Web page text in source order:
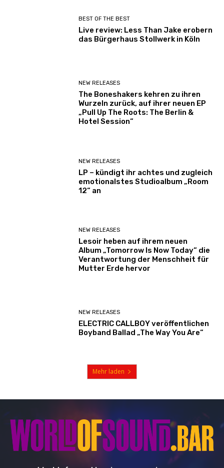
BEST OF THE BEST
Live review: Less Than Jake erobern
das Bürgerhaus Stollwerk in Köln
NEW RELEASES
The Boneshakers kehren zu ihren
Wurzeln zurück, auf ihrer neuen EP
„Pull Up The Roots: The Berlin &
Hotel Session“
NEW RELEASES
LP – kündigt ihr achtes und zugleich
emotionalstes Studioalbum „Room
12“ an
NEW RELEASES
Lesoir heben auf ihrem neuen
Album „Tomorrow Is Now Today“ die
Verantwortung der Menschheit für
Mutter Erde hervor
NEW RELEASES
ELECTRIC CALLBOY veröffentlichen
Boyband Ballad „The Way You Are“
Mehr laden